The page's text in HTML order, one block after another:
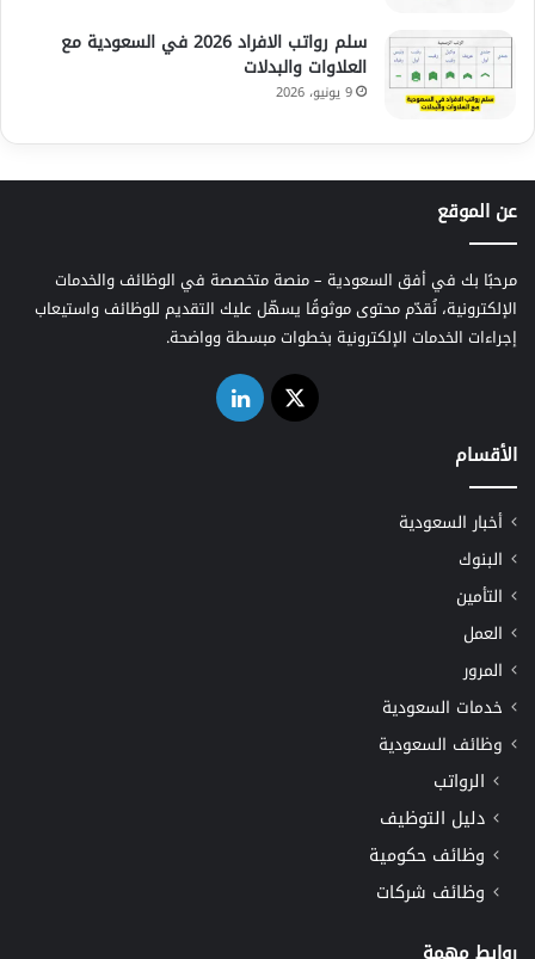
سلم رواتب الافراد 2026 في السعودية مع
العلاوات والبدلات
9 يونيو، 2026
عن الموقع
مرحبًا بك في أفق السعودية – منصة متخصصة في الوظائف والخدمات
الإلكترونية، نُقدّم محتوى موثوقًا يسهّل عليك التقديم للوظائف واستيعاب
إجراءات الخدمات الإلكترونية بخطوات مبسطة وواضحة.
‫X لينكدإن
الأقسام
أخبار السعودية
البنوك
التأمين
العمل
المرور
خدمات السعودية
وظائف السعودية
الرواتب
دليل التوظيف
وظائف حكومية
وظائف شركات